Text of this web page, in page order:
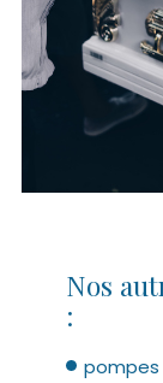
Nos
:
pompes